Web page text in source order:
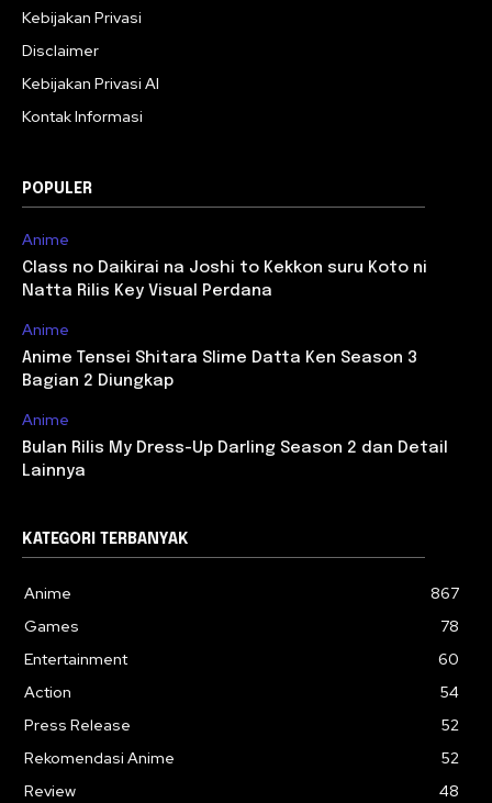
Kebijakan Privasi
Disclaimer
Kebijakan Privasi AI
Kontak Informasi
POPULER
Anime
Class no Daikirai na Joshi to Kekkon suru Koto ni
Natta Rilis Key Visual Perdana
Anime
Anime Tensei Shitara Slime Datta Ken Season 3
Bagian 2 Diungkap
Anime
Bulan Rilis My Dress-Up Darling Season 2 dan Detail
Lainnya
KATEGORI TERBANYAK
Anime
867
Games
78
Entertainment
60
Action
54
Press Release
52
Rekomendasi Anime
52
Review
48